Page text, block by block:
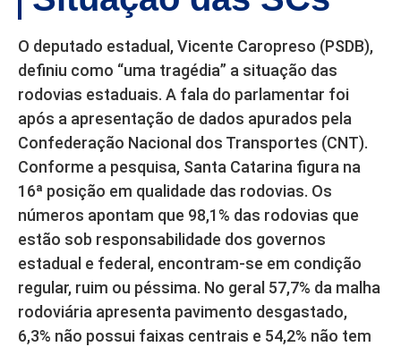
O deputado estadual, Vicente Caropreso (PSDB),
definiu como “uma tragédia” a situação das
rodovias estaduais. A fala do parlamentar foi
após a apresentação de dados apurados pela
Confederação Nacional dos Transportes (CNT).
Conforme a pesquisa, Santa Catarina figura na
16ª posição em qualidade das rodovias. Os
números apontam que 98,1% das rodovias que
estão sob responsabilidade dos governos
estadual e federal, encontram-se em condição
regular, ruim ou péssima. No geral 57,7% da malha
rodoviária apresenta pavimento desgastado,
6,3% não possui faixas centrais e 54,2% não tem